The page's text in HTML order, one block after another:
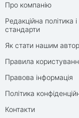
Про компанію
Редакційна політика і
стандарти
Як стати нашим
Правила
Правова інформація
Політика
Контакти